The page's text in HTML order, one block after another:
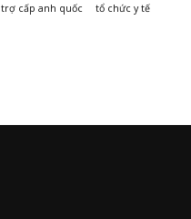
trợ cấp anh quốc tổ chức y tế